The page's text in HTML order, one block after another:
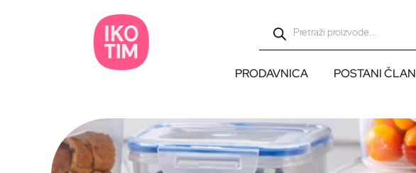
PRODAVNICA POSTANI ČLAN